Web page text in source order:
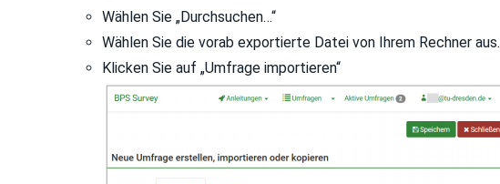
Wählen Sie „Durchsuchen…“
Wählen Sie die vorab exportierte Datei von Ihrem Rechner aus.
Klicken Sie auf „Umfrage importieren“